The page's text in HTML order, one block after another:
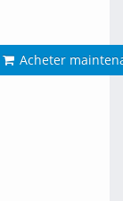
Acheter